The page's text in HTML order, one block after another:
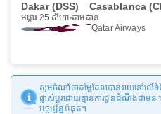
Dakar (DSS) Casablanca
អង្គារ 25 សីហា តាមដាន
Qatar Airways
សូមចំណាំថាតម្លៃដែលបានរាយនៅលើ
ផ្លាស់ប្តូរដោយគ្មានការជូនដំណឹងជាមុ
បច្ចុប្បន្នបំផុត។